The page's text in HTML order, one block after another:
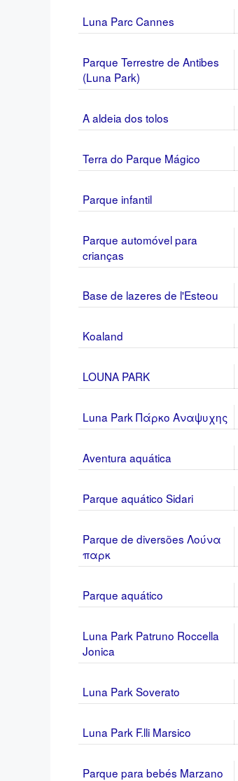
Luna Parc Cannes
Parque Terrestre de Antibes
(Luna Park)
A aldeia dos tolos
Terra do Parque Mágico
Parque infantil
Parque automóvel para
crianças
Base de lazeres de l'Esteou
Koaland
LOUNA PARK
Luna Park Πάρκο Αναψυχης
Aventura aquática
Parque aquático Sidari
Parque de diversões Λούνα
παρκ
Parque aquático
Luna Park Patruno Roccella
Jonica
Luna Park Soverato
Luna Park F.lli Marsico
Parque para bebés Marzano